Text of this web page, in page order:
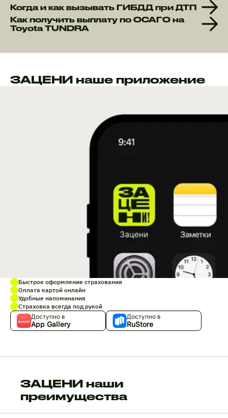
Когда и как вызывать ГИБДД при ДТП
Как получить выплату по ОСАГО на
Toyota TUNDRA
ЗАЦЕНИ наше приложение
Быстрое оформление страхования
Оплата картой онлайн
Удобные напоминания
Страховка всегда под рукой
Доступно в
App Gallery
Доступно в
RuStore
ЗАЦЕНИ наши
преимущества